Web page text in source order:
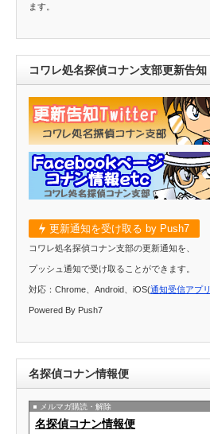
ます。
コワレ処名探偵コナン支部更新告知
更新通知を受け取る by Push7
コワレ処名探偵コナン支部の更新通知を、
プッシュ通知で受け取ることができます。
対応：Chrome、Android、iOS(通知受信アプリ
Powered By Push7
名探偵コナン情報便
メルマガ購読・解除
名探偵コナン情報便